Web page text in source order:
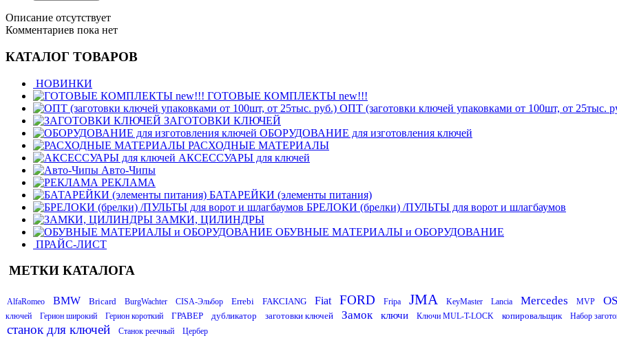
Описание отсутствует
Комментариев пока нет
КАТАЛОГ ТОВАРОВ
НОВИНКИ
ГОТОВЫЕ КОМПЛЕКТЫ new!!!
ОПТ (заготовки ключей упаковками от 100шт, от 25тыс.
ЗАГОТОВКИ КЛЮЧЕЙ
ОБОРУДОВАНИЕ для изготовления ключей
РАСХОДНЫЕ МАТЕРИАЛЫ
АКСЕССУАРЫ для ключей
Авто-Чипы
РЕКЛАМА
БАТАРЕЙКИ (элементы питания)
БРЕЛОКИ (брелки) /ПУЛЬТЫ для ворот и шлагбаумов
ЗАМКИ, ЦИЛИНДРЫ
ОБУВНЫЕ МАТЕРИАЛЫ и ОБОРУДОВАНИЕ
ПРАЙС-ЛИСТ
МЕТКИ КАТАЛОГА
AlfaRomeo BMW Bricard BurgWachter CISA-Эльбор Errebi FAKCIANG Fiat FORD Fripa JMA KeyMaster Lancia Mercedes MVP
ключей
Герион широкий Герион короткий ГРАВЕР дубликатор заготовки ключей Замок ключи Ключи MUL-T-LOCK копировальщик Набор
станок для ключей Станок реечный Цербер